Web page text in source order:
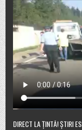
DIRECT LA ȚINTĂ! ȘTIRI